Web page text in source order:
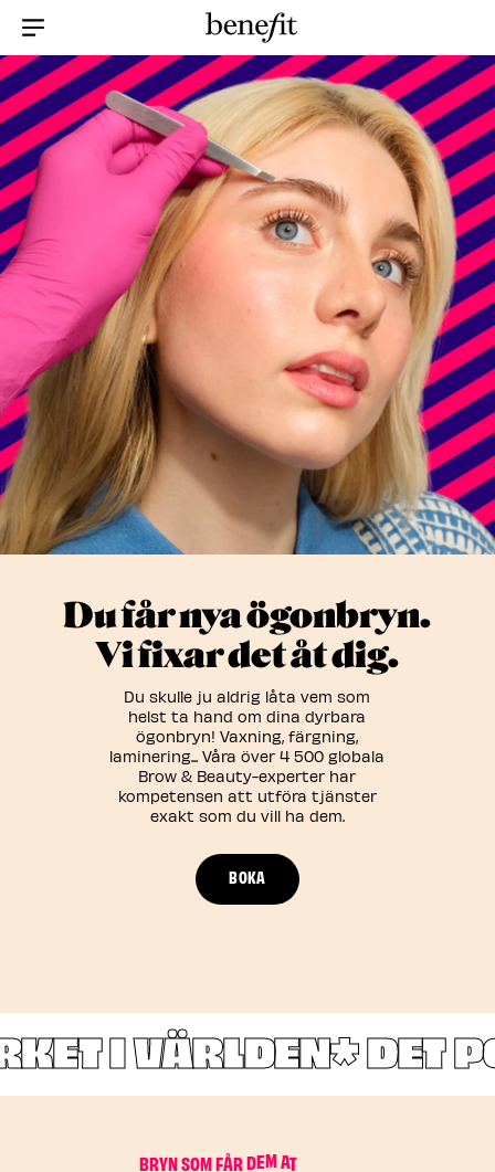
Du får nya ögonbryn.
Vi fixar det åt dig.
Du skulle ju aldrig låta vem som
helst ta hand om dina dyrbara
ögonbryn! Vaxning, färgning,
laminering... Våra över 4 500 globala
Brow & Beauty-experter har
kompetensen att utföra tjänster
exakt som du vill ha dem.
BOKA
I VÄRLDEN*DET
BRYNSOMFÅRDEMATT